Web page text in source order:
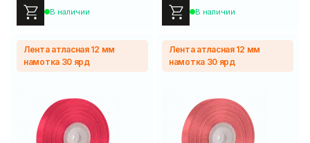
В наличии В наличии
Лента атласная 12 мм
намотка 30 ярд
Лента атласная 12 мм
намотка 30 ярд